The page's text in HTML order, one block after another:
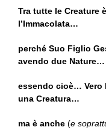
Tra tutte le Creature
l’Immacolata…
perché Suo Figlio
avendo due Nature…
essendo cioè… Vero
una Creatura…
ma è anche (e